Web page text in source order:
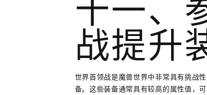
十一、
战提升
世界首领战是魔兽世界中非常具有挑战
备。这些装备通常具有较高的属性值，